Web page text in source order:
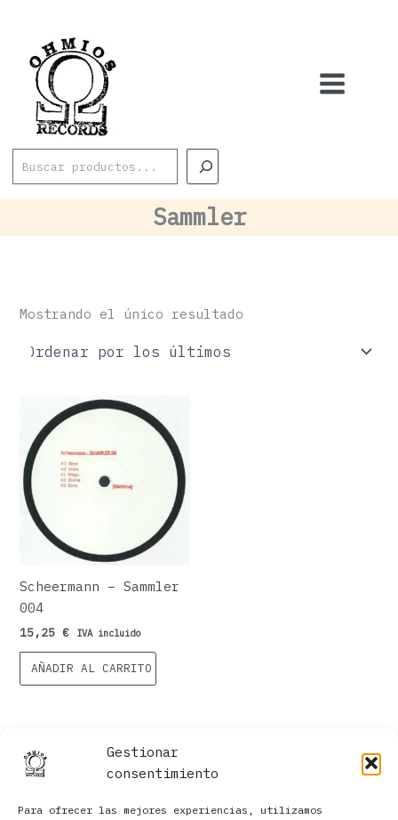
Gestionar
consentimiento
Para ofrecer las mejores experiencias, utilizamos
contenido
Sammler
Mostrando el único resultado
Scheermann – Sammler
004
15,25 € IVA incluido
AÑADIR AL CARRITO